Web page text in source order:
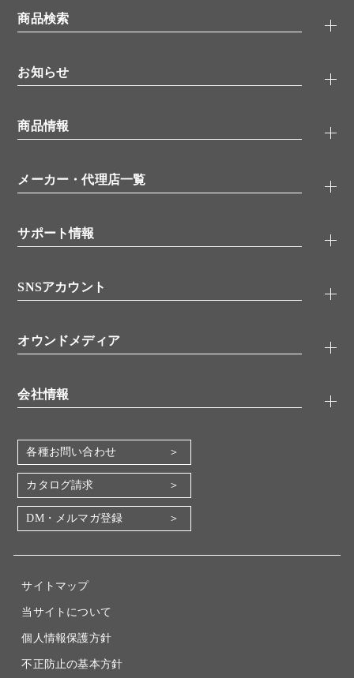
商品検索
タンパク質検索
ELISA/ELISpot検索
品番検索
お知らせ
無料サンプル
ウェビナー （オンラインセミナー）
学会・展示スケジュール
商品情報
抗体
シグナル伝達
糖類／レクチン
分子生物
バイオメディカル(環境・食品)
機器・消耗品
メーカー・代理店一覧
代理店
サポート情報
アプリケーションノート
書類ダウンロード
SNSアカウント
YouTube
オウンドメディア
会社情報
会社概要
地図・アクセス（本社）
IR情報
電子公告
各種お問い合わせ
カタログ請求
DM・メルマガ登録
サイトマップ
当サイトについて
個人情報保護方針
不正防止の基本方針